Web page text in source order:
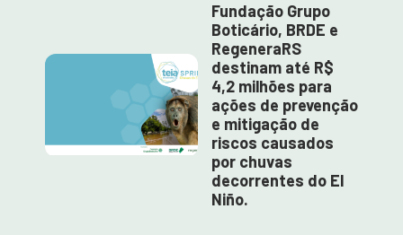
Fundação Grupo
Boticário, BRDE e
RegeneraRS
destinam até R$
4,2 milhões para
ações de prevenção
e mitigação de
riscos causados
por chuvas
decorrentes do El
Niño.